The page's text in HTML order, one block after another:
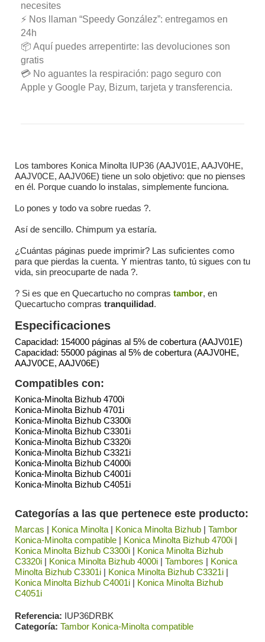
necesites
⚡ Nos llaman “Speedy González”: entregamos en
24h
📦 Aquí puedes arrepentirte: las devoluciones son
gratis
💳 No aguantes la respiración: pago seguro con
Apple y Google Pay, Bizum, tarjeta y transferencia.
Los tambores Konica Minolta IUP36 (AAJV01E, AAJV0HE,
AAJV0CE, AAJV06E) tiene un solo objetivo: que no pienses
en él. Porque cuando lo instalas, simplemente funciona.
Lo pones y todo va sobre ruedas ?️.
Así de sencillo. Chimpum ya estaría.
¿Cuántas páginas puede imprimir? Las suficientes como
para que pierdas la cuenta. Y mientras tanto, tú sigues con tu
vida, sin preocuparte de nada ?.
? Si es que en Quecartucho no compras tambor, en
Quecartucho compras tranquilidad.
Especificaciones
Capacidad: 154000 páginas al 5% de cobertura (AAJV01E)
Capacidad: 55000 páginas al 5% de cobertura (AAJV0HE,
AAJV0CE, AAJV06E)
Compatibles con:
Konica-Minolta Bizhub 4700i
Konica-Minolta Bizhub 4701i
Konica-Minolta Bizhub C3300i
Konica-Minolta Bizhub C3301i
Konica-Minolta Bizhub C3320i
Konica-Minolta Bizhub C3321i
Konica-Minolta Bizhub C4000i
Konica-Minolta Bizhub C4001i
Konica-Minolta Bizhub C4051i
Categorías a las que pertenece este producto:
Marcas | Konica Minolta | Konica Minolta Bizhub | Tambor
Konica-Minolta compatible | Konica Minolta Bizhub 4700i |
Konica Minolta Bizhub C3300i | Konica Minolta Bizhub
C3320i | Konica Minolta Bizhub 4000i | Tambores | Konica
Minolta Bizhub C3301i | Konica Minolta Bizhub C3321i |
Konica Minolta Bizhub C4001i | Konica Minolta Bizhub
C4051i
Referencia IUP36DRBK
Categoría Tambor Konica-Minolta compatible